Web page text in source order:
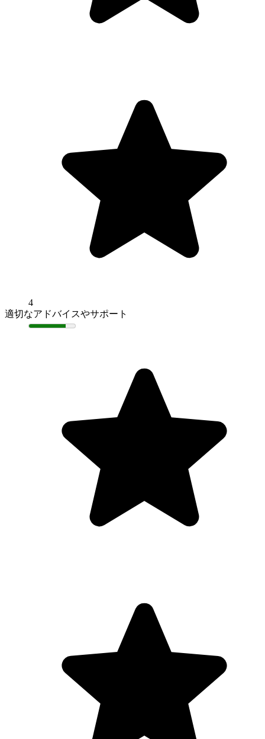
4
適切なアドバイスやサポート